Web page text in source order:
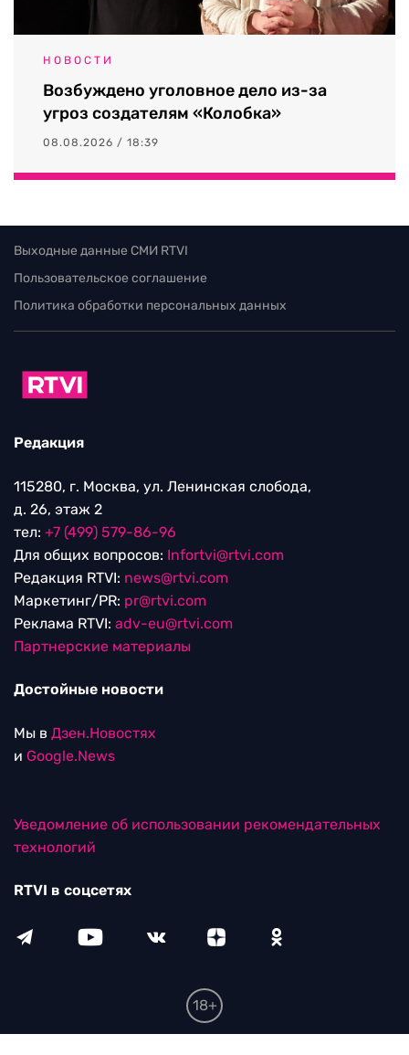
НОВОСТИ
Возбуждено уголовное дело из-за
угроз создателям «Колобка»
08.08.2026 / 18:39
Выходные данные СМИ RTVI
Пользовательское соглашение
Политика обработки персональных данных
Редакция
115280, г. Москва, ул. Ленинская слобода,
д. 26, этаж 2
тел: +7 (499) 579-86-96
Для общих вопросов: Infortvi@rtvi.com
Редакция RTVI: news@rtvi.com
Маркетинг/PR: pr@rtvi.com
Реклама RTVI: adv-eu@rtvi.com
Партнерские материалы
Достойные новости
Мы в Дзен.Новостях
и Google.News
Уведомление об использовании рекомендательных
технологий
RTVI в соцсетях
18+